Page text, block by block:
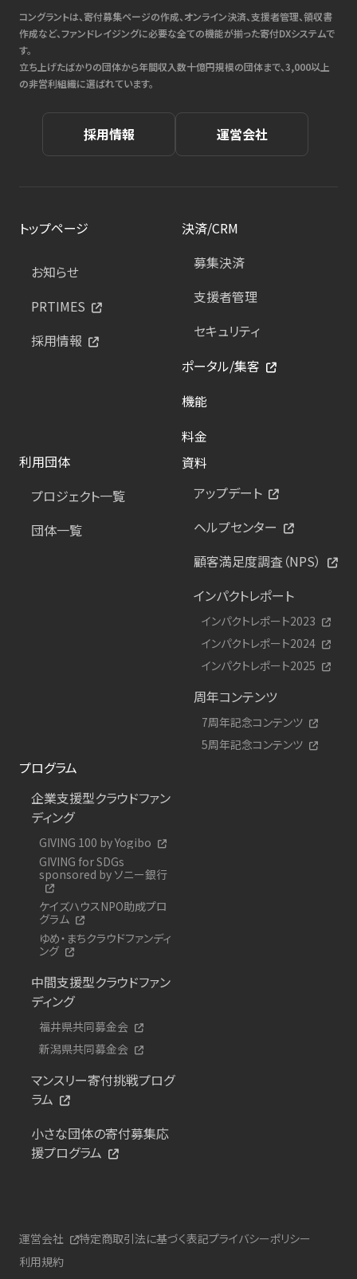
コングラントは、寄付募集ページの作成、オンライン決済、支援者管理、領収書
作成など、ファンドレイジングに必要な全ての機能が揃った寄付DXシステムで
す。
立ち上げたばかりの団体から年間収入数十億円規模の団体まで、3,000以上
の非営利組織に選ばれています。
採用情報 運営会社
トップページ
お知らせ
PRTIMES
採用情報
決済/CRM
募集決済
支援者管理
セキュリティ
ポータル/集客
機能
料金
利用団体
プロジェクト一覧
団体一覧
資料
アップデート
ヘルプセンター
顧客満足度調査（NPS）
インパクトレポート
インパクトレポート2023
インパクトレポート2024
インパクトレポート2025
周年コンテンツ
7周年記念コンテンツ
5周年記念コンテンツ
プログラム
企業支援型クラウドファン
ディング
GIVING 100 by Yogibo
GIVING for SDGs
sponsored by ソニー銀行
ケイズハウスNPO助成プロ
グラム
ゆめ・まちクラウドファンディ
ング
中間支援型クラウドファン
ディング
福井県共同募金会
新潟県共同募金会
マンスリー寄付挑戦プログ
ラム
小さな団体の寄付募集応
援プログラム
運営会社 特定商取引法に基づく表記プライバシーポリシー
利用規約